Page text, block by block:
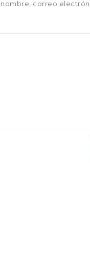
nombre, correo